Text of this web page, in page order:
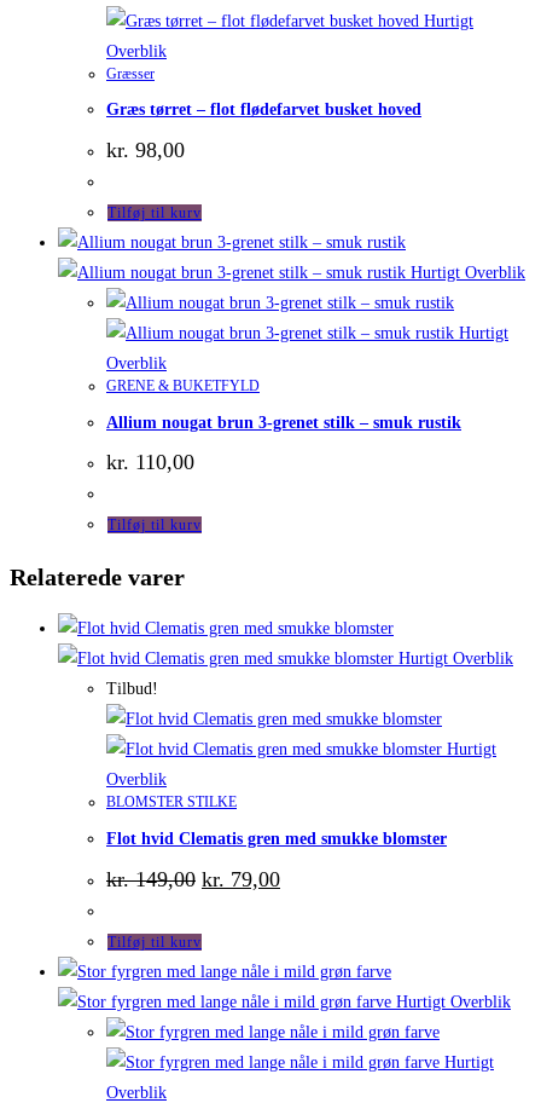
Hurtigt
Overblik
Græsser
Græs tørret – flot flødefarvet busket hoved
kr. 98,00
Tilføj til kurv
Hurtigt Overblik
Hurtigt
Overblik
GRENE & BUKETFYLD
Allium nougat brun 3-grenet stilk – smuk rustik
kr. 110,00
Tilføj til kurv
Relaterede varer
Hurtigt Overblik
Tilbud!
Hurtigt
Overblik
BLOMSTER STILKE
Flot hvid Clematis gren med smukke blomster
kr.149,00 Den
oprindelige
var:
kr. 149,00.
kr. 79,00Den
aktuelle
kr. 79,00.
Tilføj til kurv
Hurtigt Overblik
Hurtigt
Overblik